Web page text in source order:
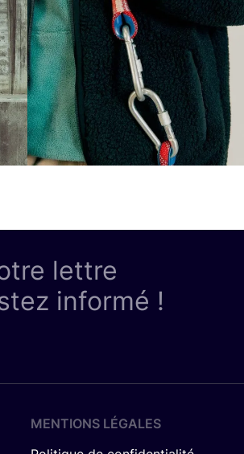
lettre
informé !
MENTIONS LÉGALES